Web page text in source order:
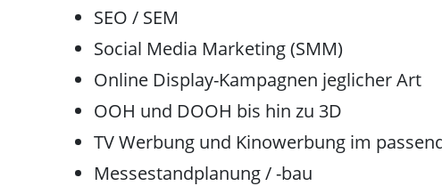
SEO / SEM
Social Media Marketing (SMM)
Online Display-Kampagnen jeglicher Art
OOH und DOOH bis hin zu 3D
TV Werbung und Kinowerbung im
Messestandplanung / -bau